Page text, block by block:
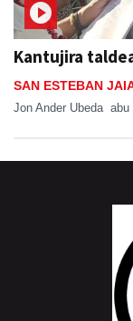
Kantujira
SAN ESTEBAN
Jon Ander Ubeda abu